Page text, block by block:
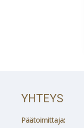
YHTEYS
Päätoimittaja: